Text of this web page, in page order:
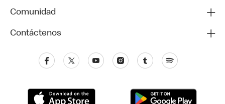
Comunidad
Contáctenos